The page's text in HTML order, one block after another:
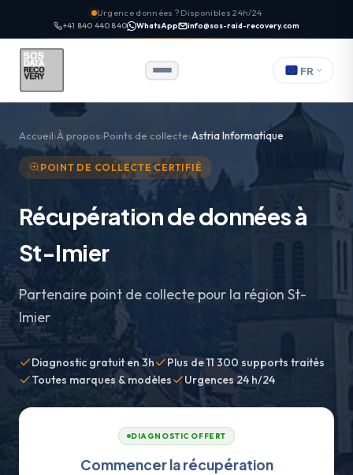
Urgence données ? Disponibles 24h/24
+41 840 440 840 WhatsApp info@sos-raid-recovery.com
FR
Accueil À propos Points de collecte Astria Informatique
POINT DE COLLECTE CERTIFIÉ
Récupération de données à
St-Imier
Partenaire point de collecte pour la région St-
Imier
Diagnostic gratuit en 3h
Plus de 11 300 supports traités
Toutes marques & modèles
Urgences 24 h/24
DIAGNOSTIC OFFERT
Commencer la récupération